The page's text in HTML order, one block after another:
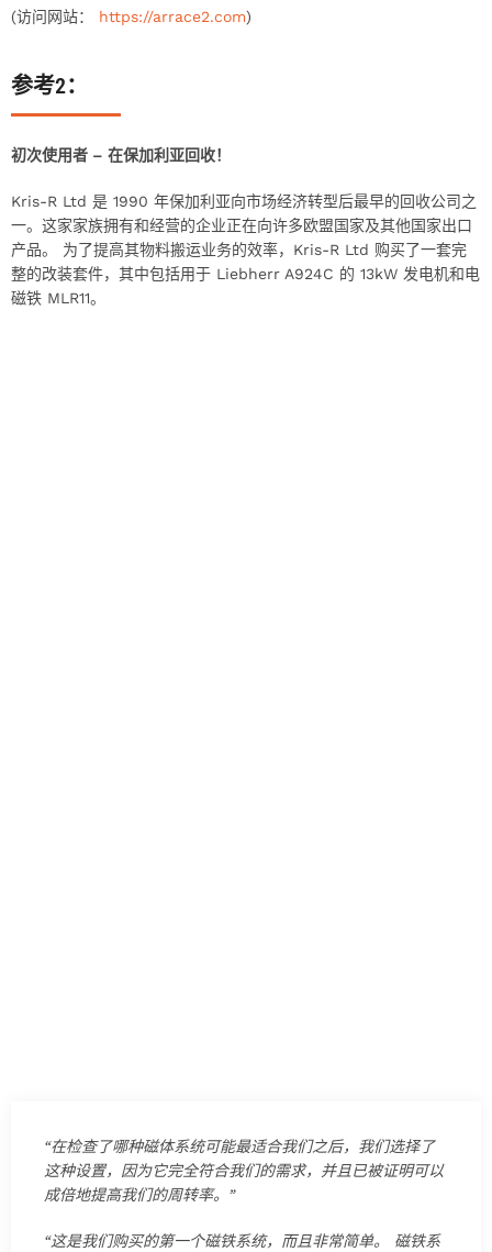
(访问网站： https://arrace2.com)
参考2：
初次使用者 – 在保加利亚回收！
Kris-R Ltd 是 1990 年保加利亚向市场经济转型后最早的回收公司之
一。这家家族拥有和经营的企业正在向许多欧盟国家及其他国家出口
产品。 为了提高其物料搬运业务的效率，Kris-R Ltd 购买了一套完
整的改装套件，其中包括用于 Liebherr A924C 的 13kW 发电机和电
磁铁 MLR11。
“在检查了哪种磁体系统可能最适合我们之后，我们选择了
这种设置，因为它完全符合我们的需求，并且已被证明可以
成倍地提高我们的周转率。”
“这是我们购买的第一个磁铁系统，而且非常简单。 磁铁系